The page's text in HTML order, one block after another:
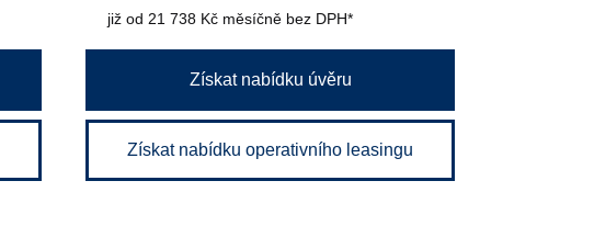
již od 21 738 Kč měsíčně bez DPH*
Získat nabídku úvěru
Získat nabídku operativního leasingu